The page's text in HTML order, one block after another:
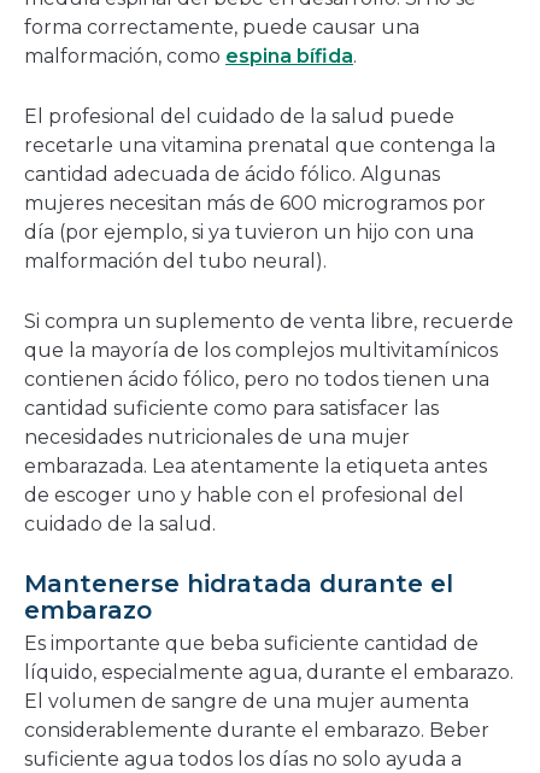
forma correctamente, puede causar una
malformación, como espina bífida.
El profesional del cuidado de la salud puede
recetarle una vitamina prenatal que contenga la
cantidad adecuada de ácido fólico. Algunas
mujeres necesitan más de 600 microgramos por
día (por ejemplo, si ya tuvieron un hijo con una
malformación del tubo neural).
Si compra un suplemento de venta libre, recuerde
que la mayoría de los complejos multivitamínicos
contienen ácido fólico, pero no todos tienen una
cantidad suficiente como para satisfacer las
necesidades nutricionales de una mujer
embarazada. Lea atentamente la etiqueta antes
de escoger uno y hable con el profesional del
cuidado de la salud.
Mantenerse hidratada durante el
embarazo
Es importante que beba suficiente cantidad de
líquido, especialmente agua, durante el embarazo.
El volumen de sangre de una mujer aumenta
considerablemente durante el embarazo. Beber
suficiente agua todos los días no solo ayuda a